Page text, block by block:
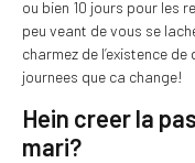
ou bien 10 jours pour les
peu veant de vous se
charmez de l’existence
journees que ca change!
Hein creer la
mari?